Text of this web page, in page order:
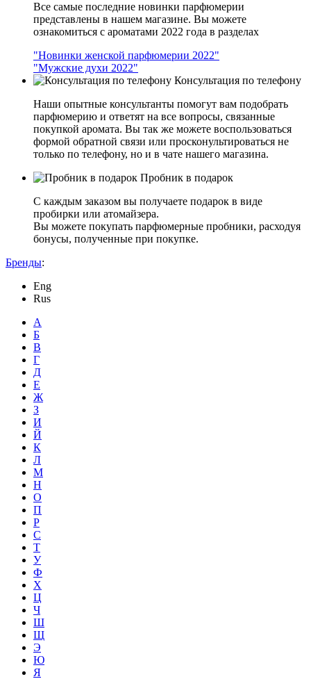
Все самые последние новинки парфюмерии
представлены в нашем магазине. Вы можете
ознакомиться с ароматами 2022 года в разделах
"Новинки женской парфюмерии 2022"
"Мужские духи 2022"
Консультация по телефону
Наши опытные консультанты помогут вам подобрать
парфюмерию и ответят на все вопросы, связанные
покупкой аромата. Вы так же можете воспользоваться
формой обратной связи или просконультироваться не
только по телефону, но и в чате нашего магазина.
Пробник в подарок
С каждым заказом вы получаете подарок в виде
пробирки или атомайзера.
Вы можете покупать парфюмерные пробники, расходуя
бонусы, полученные при покупке.
Бренды:
Eng
Rus
А
Б
В
Г
Д
Е
Ж
З
И
Й
К
Л
М
Н
О
П
Р
С
Т
У
Ф
Х
Ц
Ч
Ш
Щ
Э
Ю
Я